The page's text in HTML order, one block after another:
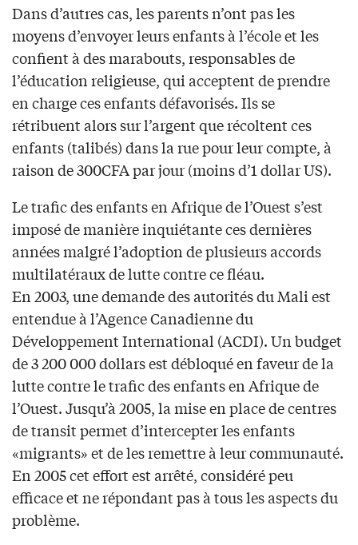
Dans d’autres cas, les parents n’ont pas les
moyens d’envoyer leurs enfants à l’école et les
confient à des marabouts, responsables de
l’éducation religieuse, qui acceptent de prendre
en charge ces enfants défavorisés. Ils se
rétribuent alors sur l’argent que récoltent ces
enfants (talibés) dans la rue pour leur compte, à
raison de 300CFA par jour (moins d’1 dollar US).
Le trafic des enfants en Afrique de l’Ouest s’est
imposé de manière inquiétante ces dernières
années malgré l’adoption de plusieurs accords
multilatéraux de lutte contre ce fléau.
En 2003, une demande des autorités du Mali est
entendue à l’Agence Canadienne du
Développement International (ACDI). Un budget
de 3 200 000 dollars est débloqué en faveur de la
lutte contre le trafic des enfants en Afrique de
l’Ouest. Jusqu’à 2005, la mise en place de centres
de transit permet d’intercepter les enfants
«migrants» et de les remettre à leur communauté.
En 2005 cet effort est arrêté, considéré peu
efficace et ne répondant pas à tous les aspects du
problème.